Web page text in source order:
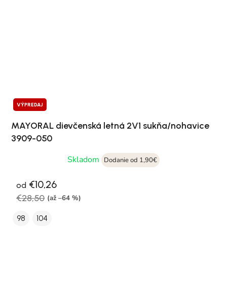
VÝPREDAJ
MAYORAL dievčenská letná 2V1 sukňa/nohavice
3909-050
Skladom
Dodanie od 1,90€
od €10,26
€28,50 (až –64 %)
98 104